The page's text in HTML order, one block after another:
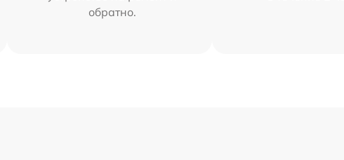
обратно.